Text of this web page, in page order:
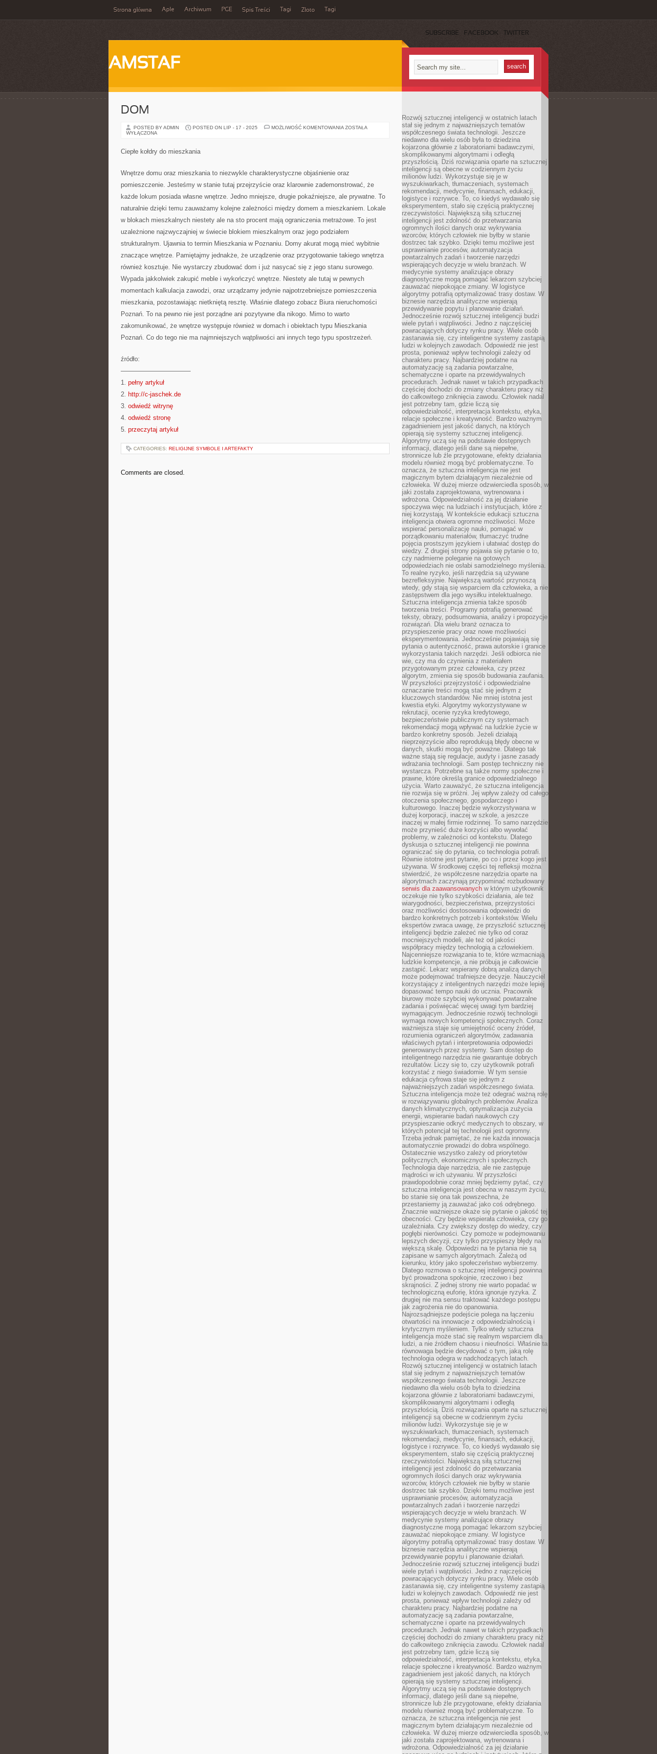
Strona główna Aple Archiwum PGE Spis Treści Tagi Złoto Tagi
SUBSCRIBE FACEBOOK TWITTER
AMSTAF
DOM
POSTED BY ADMIN POSTED ON LIP - 17 - 2025 MOŻLIWOŚĆ KOMENTOWANIA DOM
ZOSTAŁA
WYŁĄCZONA
Ciepłe kołdry do mieszkania
Wnętrze domu oraz mieszkania to niezwykle charakterystyczne objaśnienie oraz
pomieszczenie. Jesteśmy w stanie tutaj przejrzyście oraz klarownie zademonstrować, że
każde lokum posiada własne wnętrze. Jedno mniejsze, drugie pokaźniejsze, ale prywatne. To
naturalnie dzięki temu zauważamy kolejne zależności między domem a mieszkaniem. Lokale
w blokach mieszkalnych niestety ale na sto procent mają ograniczenia metrażowe. To jest
uzależnione najzwyczajniej w świecie blokiem mieszkalnym oraz jego podziałem
strukturalnym. Ujawnia to termin Mieszkania w Poznaniu. Domy akurat mogą mieć wybitnie
znaczące wnętrze. Pamiętajmy jednakże, że urządzenie oraz przygotowanie takiego wnętrza
również kosztuje. Nie wystarczy zbudować dom i już nasycać się z jego stanu surowego.
Wypada jakkolwiek zakupić meble i wykończyć wnętrze. Niestety ale tutaj w pewnych
momentach kalkulacja zawodzi, oraz urządzamy jedynie najpotrzebniejsze pomieszczenia
mieszkania, pozostawiając nietkniętą resztę. Właśnie dlatego zobacz Biura nieruchomości
Poznań. To na pewno nie jest porządne ani pozytywne dla nikogo. Mimo to warto
zakomunikować, że wnętrze występuje również w domach i obiektach typu Mieszkania
Poznań. Co do tego nie ma najmniejszych wątpliwości ani innych tego typu spostrzeżeń.
źródło:
———————————
1. pełny artykuł
2. http://c-jaschek.de
3. odwiedź witrynę
4. odwiedź stronę
5. przeczytaj artykuł
CATEGORIES: RELIGIJNE SYMBOLE I ARTEFAKTY
Comments are closed.
Rozwój sztucznej inteligencji w ostatnich latach
stał się jednym z najważniejszych tematów
współczesnego świata technologii. Jeszcze
niedawno dla wielu osób była to dziedzina
kojarzona głównie z laboratoriami badawczymi,
skomplikowanymi algorytmami i odległą
przyszłością. Dziś rozwiązania oparte na sztucznej
inteligencji są obecne w codziennym życiu
milionów ludzi. Wykorzystuje się je w
wyszukiwarkach, tłumaczeniach, systemach
rekomendacji, medycynie, finansach, edukacji,
logistyce i rozrywce. To, co kiedyś wydawało się
eksperymentem, stało się częścią praktycznej
rzeczywistości. Największą siłą sztucznej
inteligencji jest zdolność do przetwarzania
ogromnych ilości danych oraz wykrywania
wzorców, których człowiek nie byłby w stanie
dostrzec tak szybko. Dzięki temu możliwe jest
usprawnianie procesów, automatyzacja
powtarzalnych zadań i tworzenie narzędzi
wspierających decyzje w wielu branżach. W
medycynie systemy analizujące obrazy
diagnostyczne mogą pomagać lekarzom szybciej
zauważać niepokojące zmiany. W logistyce
algorytmy potrafią optymalizować trasy dostaw. W
biznesie narzędzia analityczne wspierają
przewidywanie popytu i planowanie działań.
Jednocześnie rozwój sztucznej inteligencji budzi
wiele pytań i wątpliwości. Jedno z najczęściej
powracających dotyczy rynku pracy. Wiele osób
zastanawia się, czy inteligentne systemy zastąpią
ludzi w kolejnych zawodach. Odpowiedź nie jest
prosta, ponieważ wpływ technologii zależy od
charakteru pracy. Najbardziej podatne na
automatyzację są zadania powtarzalne,
schematyczne i oparte na przewidywalnych
procedurach. Jednak nawet w takich przypadkach
częściej dochodzi do zmiany charakteru pracy niż
do całkowitego zniknięcia zawodu. Człowiek nadal
jest potrzebny tam, gdzie liczą się
odpowiedzialność, interpretacja kontekstu, etyka,
relacje społeczne i kreatywność. Bardzo ważnym
zagadnieniem jest jakość danych, na których
opierają się systemy sztucznej inteligencji.
Algorytmy uczą się na podstawie dostępnych
informacji, dlatego jeśli dane są niepełne,
stronnicze lub źle przygotowane, efekty działania
modelu również mogą być problematyczne. To
oznacza, że sztuczna inteligencja nie jest
magicznym bytem działającym niezależnie od
człowieka. W dużej mierze odzwierciedla sposób, w
jaki została zaprojektowana, wytrenowana i
wdrożona. Odpowiedzialność za jej działanie
spoczywa więc na ludziach i instytucjach, które z
niej korzystają. W kontekście edukacji sztuczna
inteligencja otwiera ogromne możliwości. Może
wspierać personalizację nauki, pomagać w
porządkowaniu materiałów, tłumaczyć trudne
pojęcia prostszym językiem i ułatwiać dostęp do
wiedzy. Z drugiej strony pojawia się pytanie o to,
czy nadmierne poleganie na gotowych
odpowiedziach nie osłabi samodzielnego myślenia.
To realne ryzyko, jeśli narzędzia są używane
bezrefleksyjnie. Największą wartość przynoszą
wtedy, gdy stają się wsparciem dla człowieka, a nie
zastępstwem dla jego wysiłku intelektualnego.
Sztuczna inteligencja zmienia także sposób
tworzenia treści. Programy potrafią generować
teksty, obrazy, podsumowania, analizy i propozycje
rozwiązań. Dla wielu branż oznacza to
przyspieszenie pracy oraz nowe możliwości
eksperymentowania. Jednocześnie pojawiają się
pytania o autentyczność, prawa autorskie i granice
wykorzystania takich narzędzi. Jeśli odbiorca nie
wie, czy ma do czynienia z materiałem
przygotowanym przez człowieka, czy przez
algorytm, zmienia się sposób budowania zaufania.
W przyszłości przejrzystość i odpowiedzialne
oznaczanie treści mogą stać się jednym z
kluczowych standardów. Nie mniej istotna jest
kwestia etyki. Algorytmy wykorzystywane w
rekrutacji, ocenie ryzyka kredytowego,
bezpieczeństwie publicznym czy systemach
rekomendacji mogą wpływać na ludzkie życie w
bardzo konkretny sposób. Jeżeli działają
nieprzejrzyście albo reprodukują błędy obecne w
danych, skutki mogą być poważne. Dlatego tak
ważne stają się regulacje, audyty i jasne zasady
wdrażania technologii. Sam postęp techniczny nie
wystarcza. Potrzebne są także normy społeczne i
prawne, które określą granice odpowiedzialnego
użycia. Warto zauważyć, że sztuczna inteligencja
nie rozwija się w próżni. Jej wpływ zależy od całego
otoczenia społecznego, gospodarczego i
kulturowego. Inaczej będzie wykorzystywana w
dużej korporacji, inaczej w szkole, a jeszcze
inaczej w małej firmie rodzinnej. To samo narzędzie
może przynieść duże korzyści albo wywołać
problemy, w zależności od kontekstu. Dlatego
dyskusja o sztucznej inteligencji nie powinna
ograniczać się do pytania, co technologia potrafi.
Równie istotne jest pytanie, po co i przez kogo jest
używana. W środkowej części tej refleksji można
stwierdzić, że współczesne narzędzia oparte na
algorytmach zaczynają przypominać rozbudowany
serwis dla zaawansowanych w którym użytkownik
oczekuje nie tylko szybkości działania, ale też
wiarygodności, bezpieczeństwa, przejrzystości
oraz możliwości dostosowania odpowiedzi do
bardzo konkretnych potrzeb i kontekstów. Wielu
ekspertów zwraca uwagę, że przyszłość sztucznej
inteligencji będzie zależeć nie tylko od coraz
mocniejszych modeli, ale też od jakości
współpracy między technologią a człowiekiem.
Najcenniejsze rozwiązania to te, które wzmacniają
ludzkie kompetencje, a nie próbują je całkowicie
zastąpić. Lekarz wspierany dobrą analizą danych
może podejmować trafniejsze decyzje. Nauczyciel
korzystający z inteligentnych narzędzi może lepiej
dopasować tempo nauki do ucznia. Pracownik
biurowy może szybciej wykonywać powtarzalne
zadania i poświęcać więcej uwagi tym bardziej
wymagającym. Jednocześnie rozwój technologii
wymaga nowych kompetencji społecznych. Coraz
ważniejsza staje się umiejętność oceny źródeł,
rozumienia ograniczeń algorytmów, zadawania
właściwych pytań i interpretowania odpowiedzi
generowanych przez systemy. Sam dostęp do
inteligentnego narzędzia nie gwarantuje dobrych
rezultatów. Liczy się to, czy użytkownik potrafi
korzystać z niego świadomie. W tym sensie
edukacja cyfrowa staje się jednym z
najważniejszych zadań współczesnego świata.
Sztuczna inteligencja może też odegrać ważną rolę
w rozwiązywaniu globalnych problemów. Analiza
danych klimatycznych, optymalizacja zużycia
energii, wspieranie badań naukowych czy
przyspieszanie odkryć medycznych to obszary, w
których potencjał tej technologii jest ogromny.
Trzeba jednak pamiętać, że nie każda innowacja
automatycznie prowadzi do dobra wspólnego.
Ostatecznie wszystko zależy od priorytetów
politycznych, ekonomicznych i społecznych.
Technologia daje narzędzia, ale nie zastępuje
mądrości w ich używaniu. W przyszłości
prawdopodobnie coraz mniej będziemy pytać, czy
sztuczna inteligencja jest obecna w naszym życiu,
bo stanie się ona tak powszechna, że
przestaniemy ją zauważać jako coś odrębnego.
Znacznie ważniejsze okaże się pytanie o jakość tej
obecności. Czy będzie wspierała człowieka, czy go
uzależniała. Czy zwiększy dostęp do wiedzy, czy
pogłębi nierówności. Czy pomoże w podejmowaniu
lepszych decyzji, czy tylko przyspieszy błędy na
większą skalę. Odpowiedzi na te pytania nie są
zapisane w samych algorytmach. Zależą od
kierunku, który jako społeczeństwo wybierzemy.
Dlatego rozmowa o sztucznej inteligencji powinna
być prowadzona spokojnie, rzeczowo i bez
skrajności. Z jednej strony nie warto popadać w
technologiczną euforię, która ignoruje ryzyka. Z
drugiej nie ma sensu traktować każdego postępu
jak zagrożenia nie do opanowania.
Najrozsądniejsze podejście polega na łączeniu
otwartości na innowacje z odpowiedzialnością i
krytycznym myśleniem. Tylko wtedy sztuczna
inteligencja może stać się realnym wsparciem dla
ludzi, a nie źródłem chaosu i nieufności. Właśnie ta
równowaga będzie decydować o tym, jaką rolę
technologia odegra w nadchodzących latach.
Rozwój sztucznej inteligencji w ostatnich latach
stał się jednym z najważniejszych tematów
współczesnego świata technologii. Jeszcze
niedawno dla wielu osób była to dziedzina
kojarzona głównie z laboratoriami badawczymi,
skomplikowanymi algorytmami i odległą
przyszłością. Dziś rozwiązania oparte na sztucznej
inteligencji są obecne w codziennym życiu
milionów ludzi. Wykorzystuje się je w
wyszukiwarkach, tłumaczeniach, systemach
rekomendacji, medycynie, finansach, edukacji,
logistyce i rozrywce. To, co kiedyś wydawało się
eksperymentem, stało się częścią praktycznej
rzeczywistości. Największą siłą sztucznej
inteligencji jest zdolność do przetwarzania
ogromnych ilości danych oraz wykrywania
wzorców, których człowiek nie byłby w stanie
dostrzec tak szybko. Dzięki temu możliwe jest
usprawnianie procesów, automatyzacja
powtarzalnych zadań i tworzenie narzędzi
wspierających decyzje w wielu branżach. W
medycynie systemy analizujące obrazy
diagnostyczne mogą pomagać lekarzom szybciej
zauważać niepokojące zmiany. W logistyce
algorytmy potrafią optymalizować trasy dostaw. W
biznesie narzędzia analityczne wspierają
przewidywanie popytu i planowanie działań.
Jednocześnie rozwój sztucznej inteligencji budzi
wiele pytań i wątpliwości. Jedno z najczęściej
powracających dotyczy rynku pracy. Wiele osób
zastanawia się, czy inteligentne systemy zastąpią
ludzi w kolejnych zawodach. Odpowiedź nie jest
prosta, ponieważ wpływ technologii zależy od
charakteru pracy. Najbardziej podatne na
automatyzację są zadania powtarzalne,
schematyczne i oparte na przewidywalnych
procedurach. Jednak nawet w takich przypadkach
częściej dochodzi do zmiany charakteru pracy niż
do całkowitego zniknięcia zawodu. Człowiek nadal
jest potrzebny tam, gdzie liczą się
odpowiedzialność, interpretacja kontekstu, etyka,
relacje społeczne i kreatywność. Bardzo ważnym
zagadnieniem jest jakość danych, na których
opierają się systemy sztucznej inteligencji.
Algorytmy uczą się na podstawie dostępnych
informacji, dlatego jeśli dane są niepełne,
stronnicze lub źle przygotowane, efekty działania
modelu również mogą być problematyczne. To
oznacza, że sztuczna inteligencja nie jest
magicznym bytem działającym niezależnie od
człowieka. W dużej mierze odzwierciedla sposób, w
jaki została zaprojektowana, wytrenowana i
wdrożona. Odpowiedzialność za jej działanie